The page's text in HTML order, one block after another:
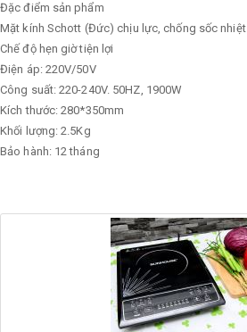
Đặc điểm sản phẩm
Mặt kính Schott (Đức) chịu lực, chống sốc nhiệt
Chế độ hẹn giờ tiện lợi
Điện áp: 220V/50V
Công suất: 220-240V. 50HZ, 1900W
Kích thước: 280*350mm
Khối lượng: 2.5Kg
Bảo hành: 12 tháng